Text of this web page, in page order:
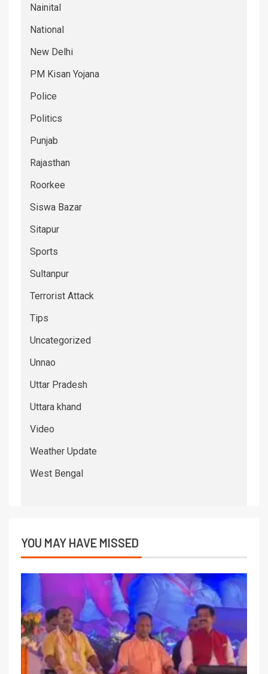
Nainital
National
New Delhi
PM Kisan Yojana
Police
Politics
Punjab
Rajasthan
Roorkee
Siswa Bazar
Sitapur
Sports
Sultanpur
Terrorist Attack
Tips
Uncategorized
Unnao
Uttar Pradesh
Uttara khand
Video
Weather Update
West Bengal
YOU MAY HAVE MISSED